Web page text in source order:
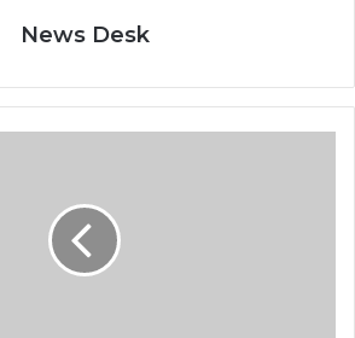
News Desk